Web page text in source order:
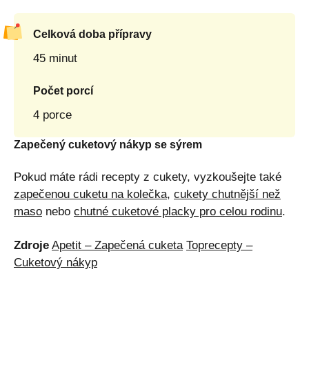
Celková doba přípravy
45 minut
Počet porcí
4 porce
Zapečený cuketový nákyp se sýrem
Pokud máte rádi recepty z cukety, vyzkoušejte také
zapečenou cuketu na kolečka, cukety chutnější než
maso nebo chutné cuketové placky pro celou rodinu.
Zdroje Apetit – Zapečená cuketa Toprecepty –
Cuketový nákyp